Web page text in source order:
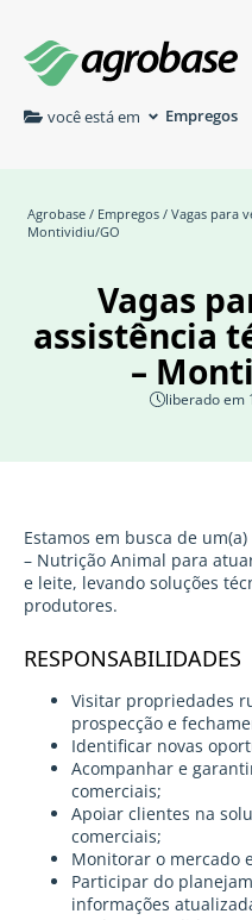
você está em Empregos
Agrobase / Empregos / Vagas para
Montividiu/GO
Vagas
assistência
–
liberado em
Estamos em busca de
– Nutrição Animal para
e leite, levando soluções
produtores.
RESPONSABILIDADES
Visitar propriedades
prospecção e
Identificar novas
Acompanhar e
comerciais;
Apoiar clientes na
comerciais;
Monitorar o mercado
Participar do
informações